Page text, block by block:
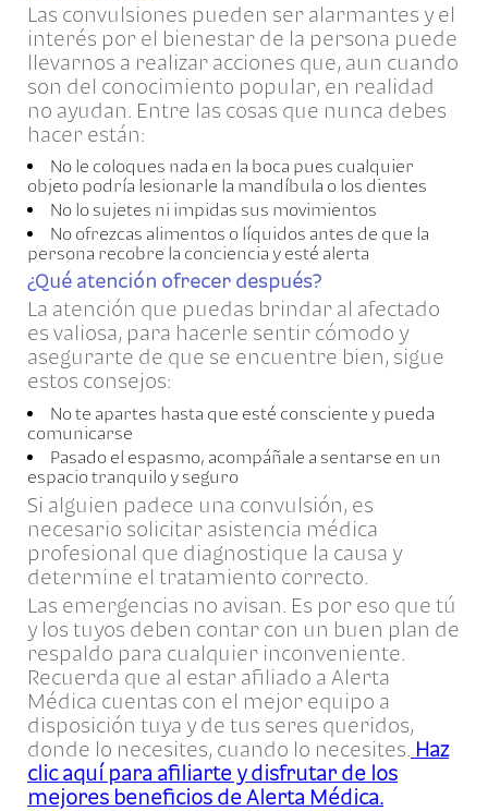
Las convulsiones pueden ser alarmantes y el
interés por el bienestar de la persona puede
llevarnos a realizar acciones que, aun cuando
son del conocimiento popular, en realidad
no ayudan. Entre las cosas que nunca debes
hacer están:
No le coloques nada en la boca pues cualquier
objeto podría lesionarle la mandíbula o los dientes
No lo sujetes ni impidas sus movimientos
No ofrezcas alimentos o líquidos antes de que la
persona recobre la conciencia y esté alerta
¿Qué atención ofrecer después?
La atención que puedas brindar al afectado
es valiosa, para hacerle sentir cómodo y
asegurarte de que se encuentre bien, sigue
estos consejos:
No te apartes hasta que esté consciente y pueda
comunicarse
Pasado el espasmo, acompáñale a sentarse en un
espacio tranquilo y seguro
Si alguien padece una convulsión, es
necesario solicitar asistencia médica
profesional que diagnostique la causa y
determine el tratamiento correcto.
Las emergencias no avisan. Es por eso que tú
y los tuyos deben contar con un buen plan de
respaldo para cualquier inconveniente.
Recuerda que al estar afiliado a Alerta
Médica cuentas con el mejor equipo a
disposición tuya y de tus seres queridos,
donde lo necesites, cuando lo necesites. Haz
clic aquí para afiliarte y disfrutar de los
mejores beneficios de Alerta Médica.